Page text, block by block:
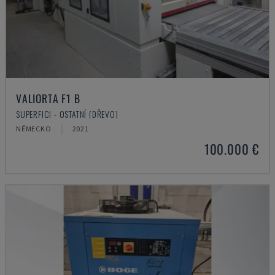
VALIORTA F1 B
SUPERFICI - OSTATNÍ (DŘEVO)
NĚMECKO 2021
100.000 €